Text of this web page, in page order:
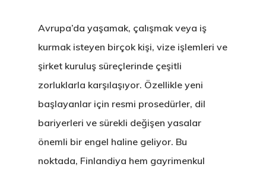
Avrupa’da yaşamak, çalışmak veya iş
kurmak isteyen birçok kişi, vize işlemleri ve
şirket kuruluş süreçlerinde çeşitli
zorluklarla karşılaşıyor. Özellikle yeni
başlayanlar için resmi prosedürler, dil
bariyerleri ve sürekli değişen yasalar
önemli bir engel haline geliyor. Bu
noktada, Finlandiya hem gayrimenkul